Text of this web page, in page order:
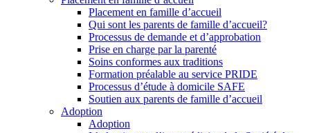
Placement en famille d’accueil
Qui sont les parents de famille d’accueil?
Processus de demande et d’approbation
Prise en charge par la parenté
Soins conformes aux traditions
Formation préalable au service PRIDE
Processus d’étude à domicile SAFE
Soutien aux parents de famille d’accueil
Adoption
Adoption